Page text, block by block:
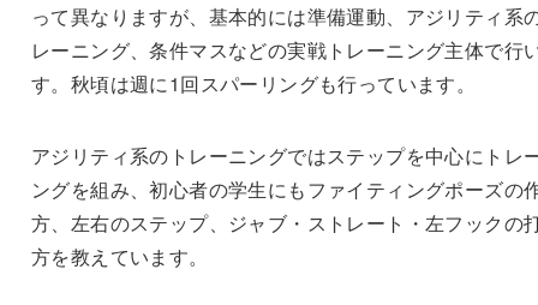
って異なりますが、基本的には準備運動、アジリティ系
レーニング、条件マスなどの実戦トレーニング主体で行
す。秋頃は週に1回スパーリングも行っています。
アジリティ系のトレーニングではステップを中心にトレ
ングを組み、初心者の学生にもファイティングポーズの
方、左右のステップ、ジャブ・ストレート・左フックの
方を教えています。